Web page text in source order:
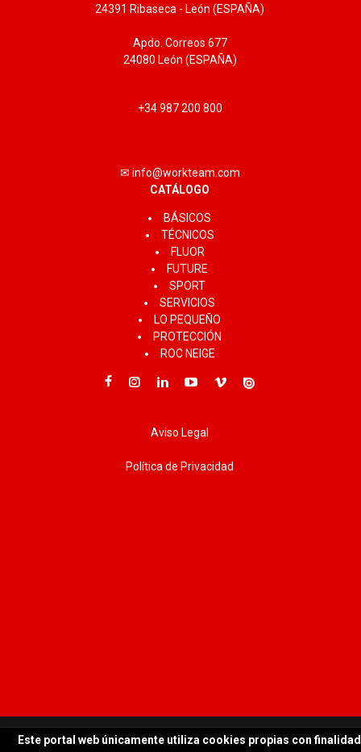
24391 Ribaseca - León (ESPAÑA)
Apdo. Correos 677
24080 León (ESPAÑA)
+34 987 200 800
✉ info@workteam.com
CATÁLOGO
BÁSICOS
TÉCNICOS
FLUOR
FUTURE
SPORT
SERVICIOS
LO PEQUEÑO
PROTECCIÓN
ROC NEIGE
Aviso Legal
Política de Privacidad
© 2026 WORKTEAM | Todos los derechos reservados
Este portal web únicamente utiliza cookies propias con finalidad